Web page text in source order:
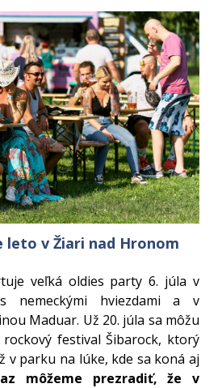
v Žiari nad Hronom
veľká oldies party 6. júla v
nemeckými hviezdami a v
Maduar. Už 20. júla sa môžu
festival Šibarock, ktorý
v parku na lúke, kde sa koná aj
môžeme prezradiť, že v